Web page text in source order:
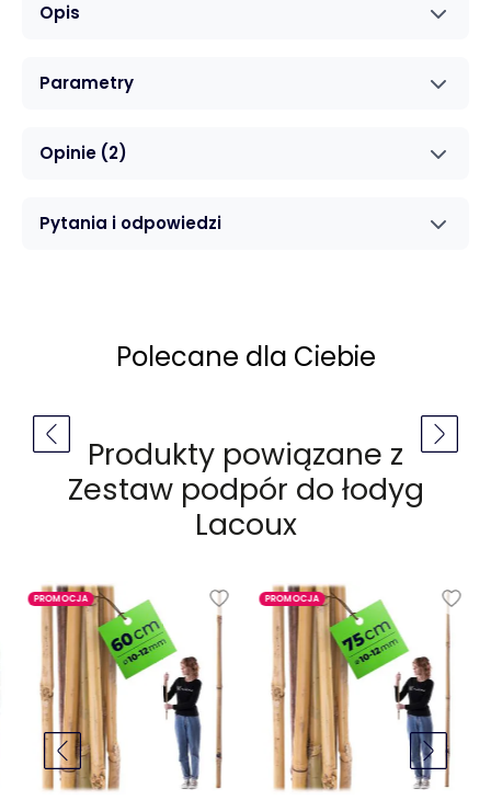
Opis
Parametry
Opinie (2)
Pytania i odpowiedzi
Polecane dla Ciebie
Produkty powiązane z
Zestaw podpór do łodyg
Lacoux
PROMOCJA PROMOCJA